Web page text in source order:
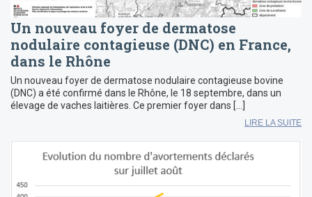
Un nouveau foyer de dermatose
nodulaire contagieuse (DNC) en France,
dans le Rhône
Un nouveau foyer de dermatose nodulaire contagieuse bovine
(DNC) a été confirmé dans le Rhône, le 18 septembre, dans un
élevage de vaches laitières. Ce premier foyer dans […]
LIRE LA SUITE